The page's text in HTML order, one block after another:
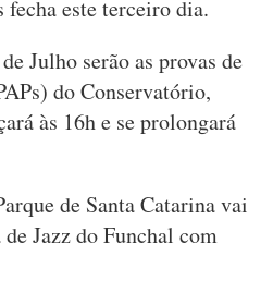
este terceiro dia.
Julho serão as provas de
do Conservatório,
às 16h e se prolongará
de Santa Catarina vai
Jazz do Funchal com